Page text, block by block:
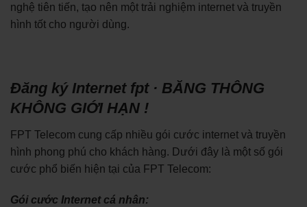
nghệ tiên tiến, tạo nên một trải nghiệm internet và truyền
hình tốt cho người dùng.
Đăng ký Internet fpt · BĂNG THÔNG
KHÔNG GIỚI HẠN !
FPT Telecom cung cấp nhiều gói cước internet và truyền
hình phong phú cho khách hàng. Dưới đây là một số gói
cước phổ biến hiện tại của FPT Telecom:
Gói cước Internet cá nhân: